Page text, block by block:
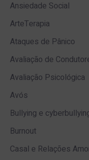
Ansiedade Social
ArteTerapia
Ataques de Pânico
Avaliação de
Avaliação Psicológica
Avós
Bullying e
Burnout
Casal e Relações